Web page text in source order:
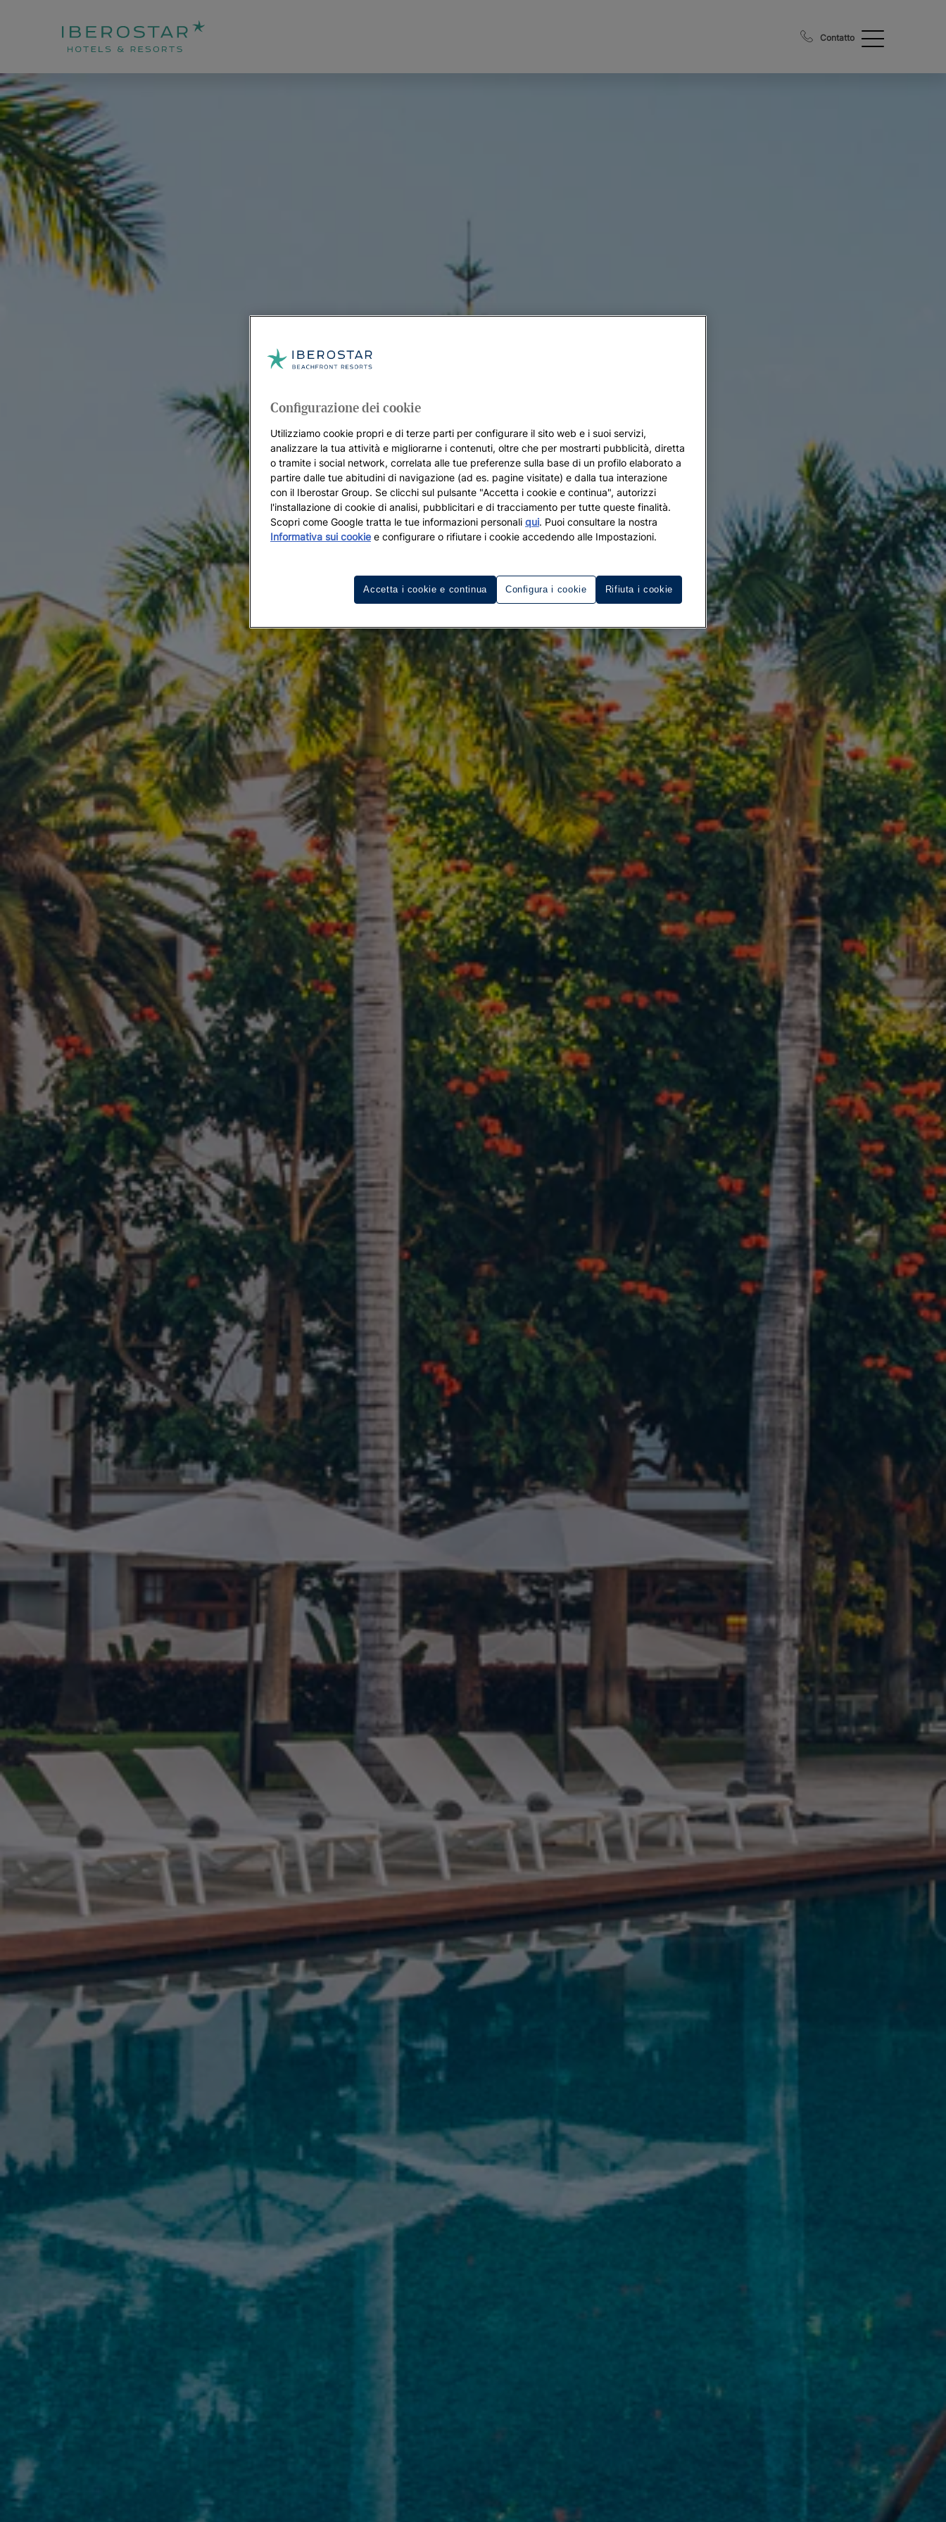
Contatto
Configurazione dei cookie
Utilizziamo cookie propri e di terze parti per configurare il sito web e i suoi servizi,
analizzare la tua attività e migliorarne i contenuti, oltre che per mostrarti pubblicità, diretta
o tramite i social network, correlata alle tue preferenze sulla base di un profilo elaborato a
partire dalle tue abitudini di navigazione (ad es. pagine visitate) e dalla tua interazione
con il Iberostar Group. Se clicchi sul pulsante "Accetta i cookie e continua", autorizzi
l'installazione di cookie di analisi, pubblicitari e di tracciamento per tutte queste finalità.
Scopri come Google tratta le tue informazioni personali qui. Puoi consultare la nostra
Informativa sui cookie e configurare o rifiutare i cookie accedendo alle Impostazioni.
Configura i cookie Rifiuta i cookie
Accetta i cookie e continua